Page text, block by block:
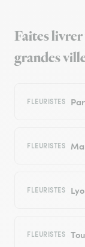
Faites livrer
grandes
FLEURISTES
FLEURISTES
FLEURISTES
FLEURISTES